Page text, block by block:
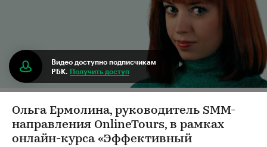
Видео доступно подписчикам
РБК. Получить доступ
Ольга Ермолина, руководитель SMM-
направления OnlineTours, в рамках
онлайн-курса «Эффективный